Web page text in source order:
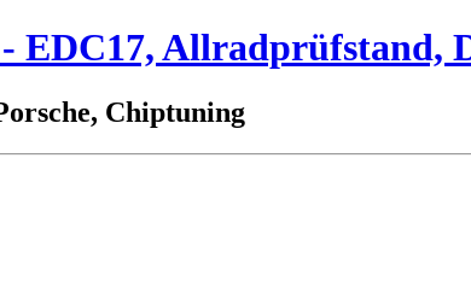
Allradprüfstand,
Chiptuning